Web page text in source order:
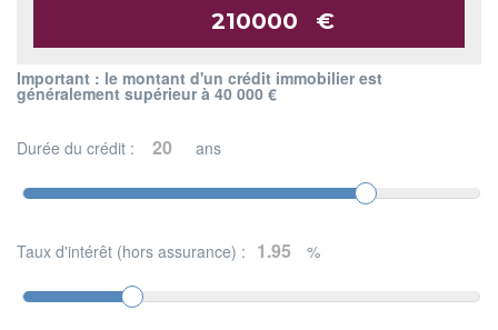
€
Important : le montant d'un crédit immobilier est
généralement supérieur à 40 000 €
Durée du crédit : ans
Taux d'intérêt (hors assurance) : %